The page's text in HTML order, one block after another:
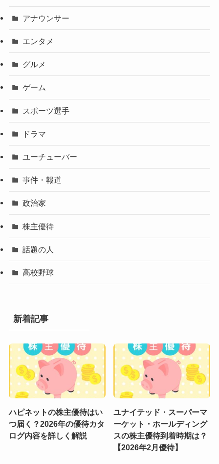
アナウンサー
エンタメ
グルメ
ゲーム
スポーツ選手
ドラマ
ユーチューバー
事件・報道
政治家
株主優待
話題の人
高校野球
新着記事
ハピネットの株主優待はい
つ届く？2026年の優待カタ
ログ内容を詳しく解説
ユナイテッド・スーパーマ
ーケット・ホールディング
スの株主優待到着時期は？
【2026年2月優待】